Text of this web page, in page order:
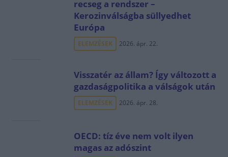
recseg a rendszer –
Kerozinválságba süllyedhet
Európa
ELEMZÉSEK 2026. ápr. 22.
Visszatér az állam? Így változott a
gazdaságpolitika a válságok után
ELEMZÉSEK 2026. ápr. 28.
OECD: tíz éve nem volt ilyen
magas az adószint